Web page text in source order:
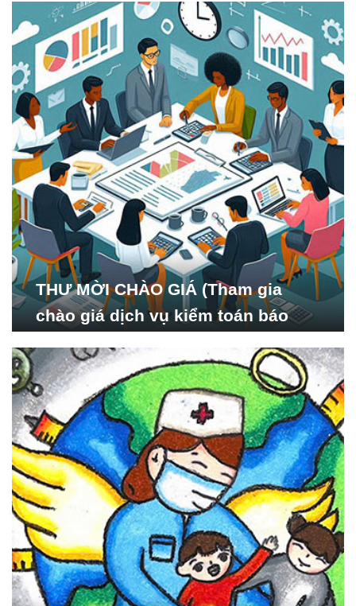
viết
THƯ MỜI CHÀO GIÁ (Tham gia
chào giá dịch vụ kiểm toán báo
Nghiên cứu Phát triển Xã
hội_ISDS)